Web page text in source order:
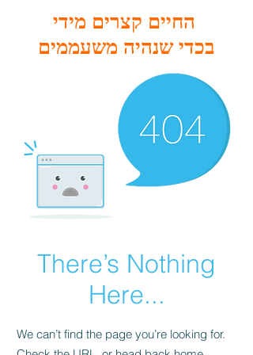
בכדי שנהיה משעממים
There’s Nothing
Here...
We can’t find the page you’re looking for.